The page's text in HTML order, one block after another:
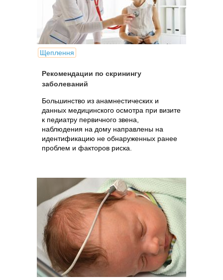
Щеплення
Рекомендации по скринингу
заболеваний
Большинство из анамнестических и
данных медицинского осмотра при визите
к педиатру первичного звена,
наблюдения на дому направлены на
идентификацию не обнаруженных ранее
проблем и факторов риска.